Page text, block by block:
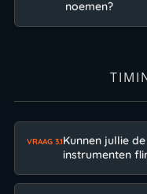
noemen?
VRAAG 3.1Kunnen jullie
instrumenten